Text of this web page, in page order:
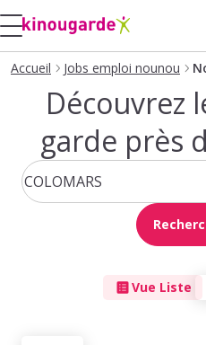
Accueil Jobs emploi nounou
Découvrez
garde près
Vue Liste